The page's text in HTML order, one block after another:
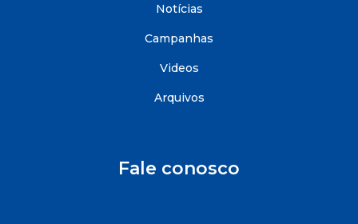
Notícias
Campanhas
Videos
Arquivos
Fale conosco